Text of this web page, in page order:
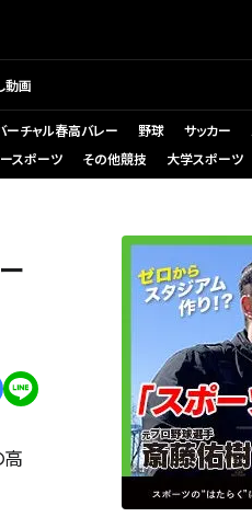
動画
ーチャル春高バレー 野球 サッカー
スポーツ その他競技 大学スポーツ